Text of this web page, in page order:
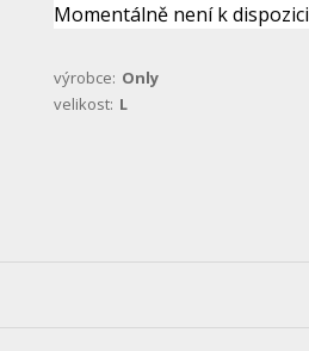
Momentálně není k dispozici
výrobce: Only
velikost: L